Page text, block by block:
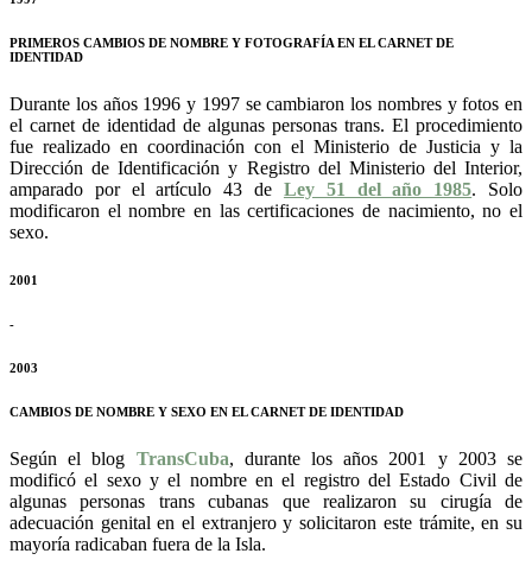
PRIMEROS CAMBIOS DE NOMBRE Y FOTOGRAFÍA EN EL CARNET DE
IDENTIDAD
Durante los años 1996 y 1997 se cambiaron los nombres y fotos en
el carnet de identidad de algunas personas trans. El procedimiento
fue realizado en coordinación con el Ministerio de Justicia y la
Dirección de Identificación y Registro del Ministerio del Interior,
amparado por el artículo 43 de Ley 51 del año 1985. Solo
modificaron el nombre en las certificaciones de nacimiento, no el
sexo.
2001
-
2003
CAMBIOS DE NOMBRE Y SEXO EN EL CARNET DE IDENTIDAD
Según el blog TransCuba, durante los años 2001 y 2003 se
modificó el sexo y el nombre en el registro del Estado Civil de
algunas personas trans cubanas que realizaron su cirugía de
adecuación genital en el extranjero y solicitaron este trámite, en su
mayoría radicaban fuera de la Isla.